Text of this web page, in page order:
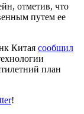
отметив, что
путем ее
Китая сообщил
план
!